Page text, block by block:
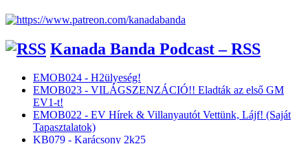
Kanada Banda Podcast – RSS
EMOB024 - H2ülyeség!
EMOB023 - VILÁGSZENZÁCIÓ!! Eladták az első GM
EV1-t!
EMOB022 - EV Hírek & Villanyautót Vettünk, Lájf! (Saját
Tapasztalatok)
KB079 - Karácsony 2k25